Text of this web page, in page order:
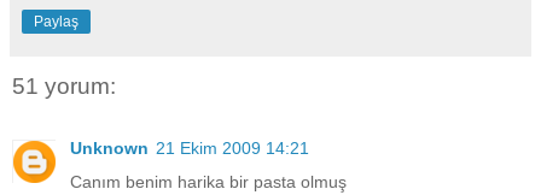
Paylaş
51 yorum:
Unknown 21 Ekim 2009 14:21
Canım benim harika bir pasta olmuş